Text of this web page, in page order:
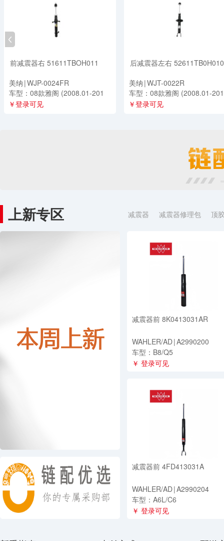
其他
三元催化
前减震器右 51611TBOH011
美纳 |WJP-0024FR
车型：08款雅阁 (2008.01-201
3.12)
￥登录可见
后减震器左右 52611TB0H010
美纳 |WJT-0022R
车型：08款雅阁 (2008.01-201
3.12)
￥登录可见
上新专区 减震器 减震器修理包 顶
减震器前 8K0413031AR
WAHLER/AD|A2990200
车型：B8/Q5
￥ 登录可见
减震器前 4FD413031A
WAHLER/AD|A2990204
车型：A6L/C6
￥ 登录可见